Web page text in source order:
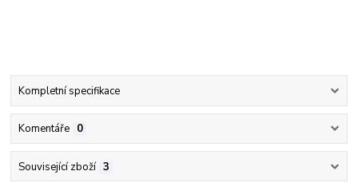
Kompletní specifikace
Komentáře 0
Související zboží 3